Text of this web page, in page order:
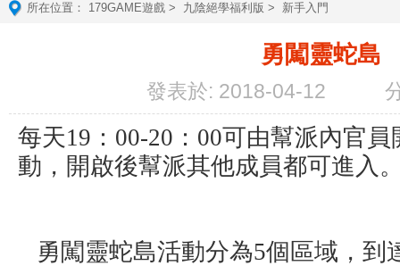
所在位置： 179GAME遊戲 > 九陰絕學福利版 > 新手入門
勇闖靈蛇島
發表於: 2018-04-12
每天19：00-20：00可由幫派內官
動，開啟後幫派其他成員都可進入
勇闖靈蛇島活動分為5個區域，到